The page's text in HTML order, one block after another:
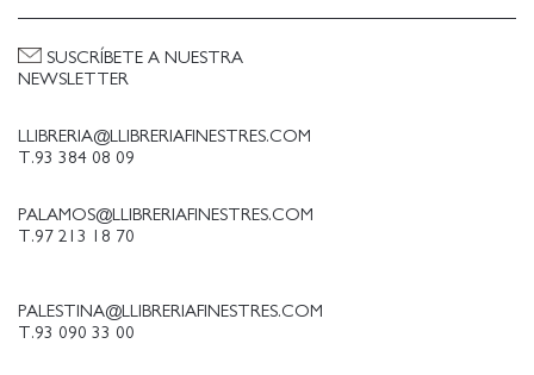
LLIBRERIA@LLIBRERIAFINESTRES.COM
T.93 384 08 09
PALAMOS@LLIBRERIAFINESTRES.COM
T.97 213 18 70
PALESTINA@LLIBRERIAFINESTRES.COM
T.93 090 33 00
SUSCRÍBETE A NUESTRA
NEWSLETTER